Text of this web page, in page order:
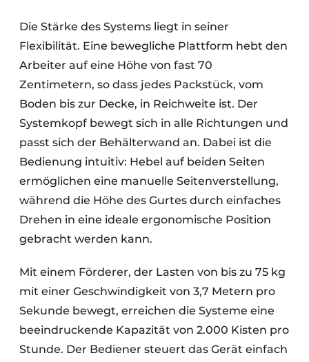
Die Stärke des Systems liegt in seiner
Flexibilität. Eine bewegliche Plattform hebt den
Arbeiter auf eine Höhe von fast 70
Zentimetern, so dass jedes Packstück, vom
Boden bis zur Decke, in Reichweite ist. Der
Systemkopf bewegt sich in alle Richtungen und
passt sich der Behälterwand an. Dabei ist die
Bedienung intuitiv: Hebel auf beiden Seiten
ermöglichen eine manuelle Seitenverstellung,
während die Höhe des Gurtes durch einfaches
Drehen in eine ideale ergonomische Position
gebracht werden kann.
Mit einem Förderer, der Lasten von bis zu 75 kg
mit einer Geschwindigkeit von 3,7 Metern pro
Sekunde bewegt, erreichen die Systeme eine
beeindruckende Kapazität von 2.000 Kisten pro
Stunde. Der Bediener steuert das Gerät einfach